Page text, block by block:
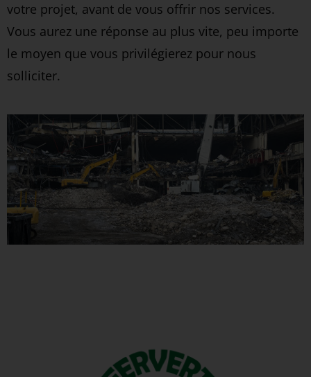
votre projet, avant de vous offrir nos services.
Vous aurez une réponse au plus vite, peu importe
le moyen que vous privilégierez pour nous
solliciter.